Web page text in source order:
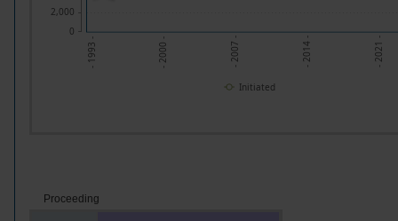
- 1993 - - 2000 - - 2007 - - 2014 - - 2021 -
0
2,000
Initiated
Proceeding